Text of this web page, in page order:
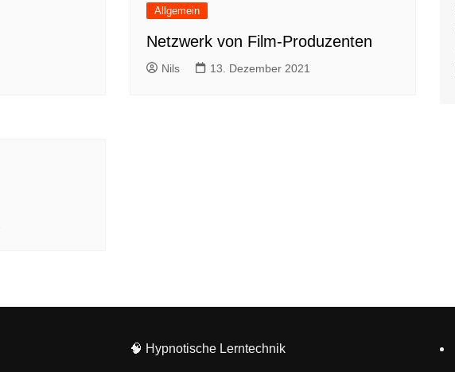
Allgemein
Netzwerk von Film-Produzenten
Nils 13. Dezember 2021
🧠 Hypnotische Lerntechnik